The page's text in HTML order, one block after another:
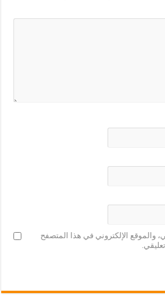
والموقع الإلكتروني في هذا المتصفح